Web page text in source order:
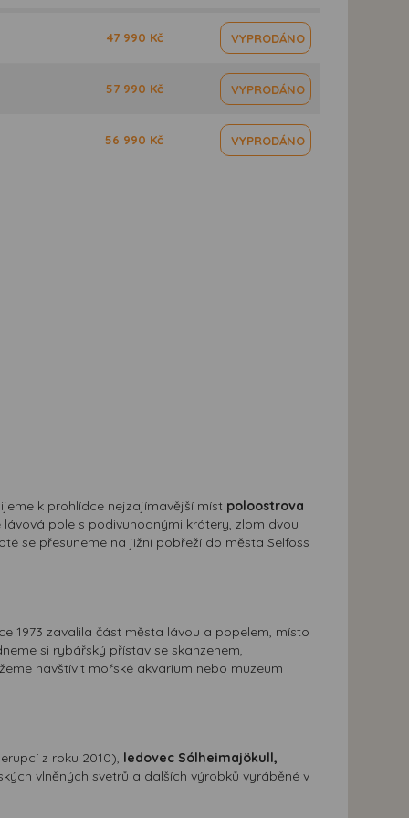
47 990 Kč VYPRODÁNO
57 990 Kč VYPRODÁNO
56 990 Kč VYPRODÁNO
k prohlídce nejzajímavější míst poloostrova
lávová pole s podivuhodnými krátery, zlom dvou
se přesuneme na jižní pobřeží do města Selfoss
1973 zavalila část města lávou a popelem, místo
si rybářský přístav se skanzenem,
navštívit mořské akvárium nebo muzeum
z roku 2010), ledovec Sólheimajökull,
vlněných svetrů a dalších výrobků vyráběné v